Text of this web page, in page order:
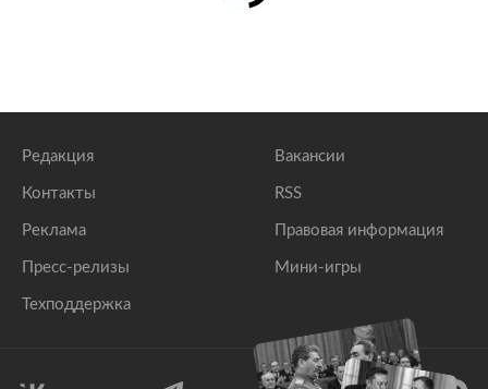
Редакция
Контакты
Реклама
Пресс-релизы
Техподдержка
Вакансии
RSS
Правовая информация
Мини-игры